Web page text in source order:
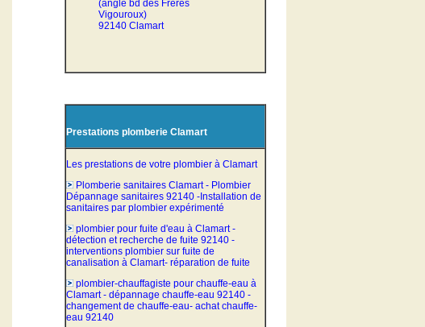
(angle bd des Frères
Vigouroux)
92140 Clamart
Prestations plomberie Clamart
Les prestations de votre plombier à Clamart
Plomberie sanitaires Clamart - Plombier
Dépannage sanitaires 92140 -Installation de
sanitaires par plombier expérimenté
plombier pour fuite d'eau à Clamart -
détection et recherche de fuite 92140 -
interventions plombier sur fuite de
canalisation à Clamart- réparation de fuite
plombier-chauffagiste pour chauffe-eau à
Clamart- dépannage chauffe-eau 92140 -
changement de chauffe-eau- achat chauffe-
eau 92140